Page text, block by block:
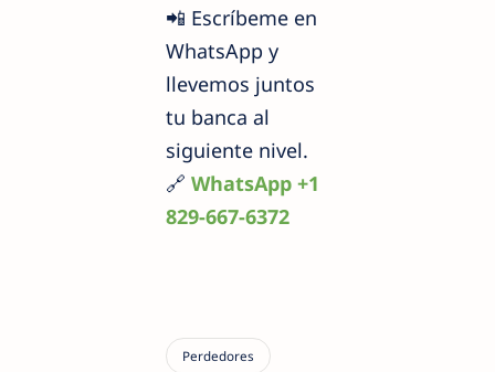
📲 Escríbeme en
WhatsApp y
llevemos juntos
tu banca al
siguiente nivel.
🔗 WhatsApp +1
829-667-6372